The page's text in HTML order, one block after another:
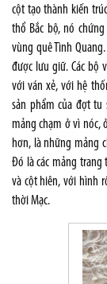
cột tạo thành kiến
thổ Bắc bộ, nó
vùng quê Tình
được lưu giữ. Các bộ
với ván xẻ, với hệ
sản phẩm của đợt tu
mảng chạm ở vì nóc,
hơn, là những mảng
Đó là các mảng trang
và cột hiên, với hình
thời Mạc.